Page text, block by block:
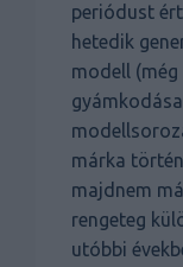
periódust
hetedik
modell (még
márka
majdnem
rengeteg
utóbbi